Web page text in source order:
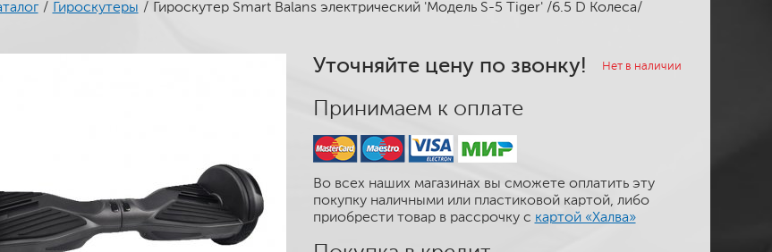
/ Гироскутеры / Гироскутер Smart Balans электрический 'Модель S-5 Tiger' /6.5 D Колеса/
Уточняйте цену по звонку! Нет в наличии
Принимаем к оплате
Во всех наших магазинах вы сможете оплатить эту
покупку наличными или пластиковой картой, либо
приобрести товар в рассрочку с картой «Халва»